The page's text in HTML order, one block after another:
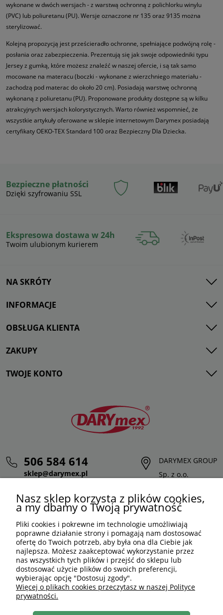
wykonane w dwóch wersjach - z warstwą ochronną z polichlorku winylu
(PVC) lub poliuretanu (PU). Wersje oznaczone nr 135 oraz 9135 można
sterylizować.
Kolejną propozycją jest prześcieradło ochronne, spełniające podwójną rolę -
posłania oraz zabezpieczenia. Prezentują się jak swoje odpowiedniki typu
Jersey z gumką, które możesz znaleźć w naszej ofercie, i są tak samo
mocowane na materacu (boczki - wykonane z wierzchniego materiału -
zachodzą pod materac do około 20 cm). Posiadają warstwę ochronną
wykonaną z poliuretanu (PU). Proponowane produkty dostępne są w kilku
atrakcyjnych wersjach kolorystycznych. Warto również wspomnieć, że
wszystkie artykuły oferowane w sklepie internetowym Darymex posiadają
certyfikaty OEKO-TEX Standard 100 oraz Bezpieczny Dla Dziecka.
Bezpieczne płatności
Dzięki szyfrowaniu SSL
Ekspresowa dostawa w 24h
Twoim ulubionym kurierem
NA SKRÓTY
INFORMACJE
OBSŁUGA KLIENTA
ZAKUPY
TWOJE KONTO
506 584 614
sklep@darymex.pl
DARYMEX GROUP
Sp. z o.o.
32-620 Brzeszcze
Nasz sklep korzysta z plików cookies,
a my dbamy o Twoją prywatność
Pliki cookies i pokrewne im technologie umożliwiają
poprawne działanie strony i pomagają nam dostosować
ofertę do Twoich potrzeb, aby była ona dla Ciebie jak
najlepsza. Możesz zaakceptować wykorzystanie przez
nas wszystkich tych plików i przejść do sklepu lub
dostosować użycie plików do swoich preferencji,
wybierając opcję "Dostosuj zgody".
Więcej o plikach cookies przeczytasz w naszej Polityce
prywatności.